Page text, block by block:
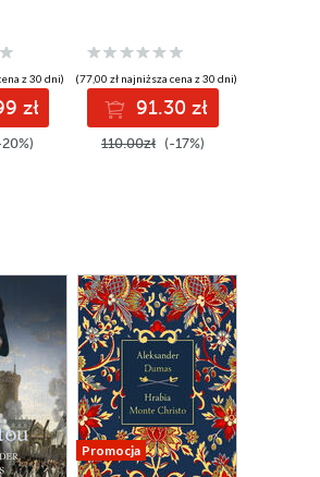
z 30 dni)
zł
(77,00 zł najniższa cena z 30 dni)
91.30 zł
110.00zł (-17%)
Promocja